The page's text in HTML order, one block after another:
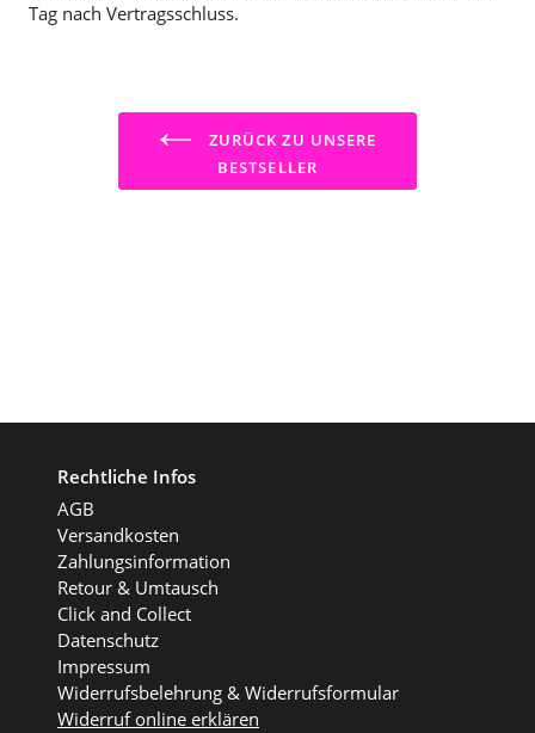
Tag nach Vertragsschluss.
ZURÜCK ZU UNSERE
BESTSELLER
Rechtliche Infos
AGB
Versandkosten
Zahlungsinformation
Retour & Umtausch
Click and Collect
Datenschutz
Impressum
Widerrufsbelehrung & Widerrufsformular
Widerruf online erklären